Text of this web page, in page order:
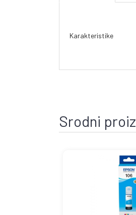
Karakteristike
Srodni